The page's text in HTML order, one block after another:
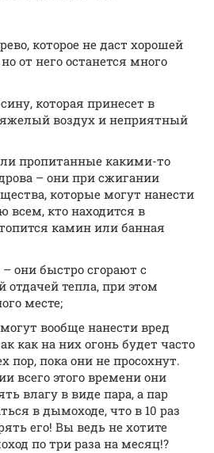
которое не даст хорошей
от него останется много
которая принесет в
воздух и неприятный
пропитанные какими-то
– они при сжигании
которые могут нанести
всем, кто находится в
камин или банная
они быстро сгорают с
тепла, при этом
месте;
вообще нанести вред
как на них огонь будет часто
пор, пока они не просохнут.
всего этого времени они
влагу в виде пара, а пар
в дымоходе, что в 10 раз
его! Вы ведь не хотите
по три раза на месяц!?